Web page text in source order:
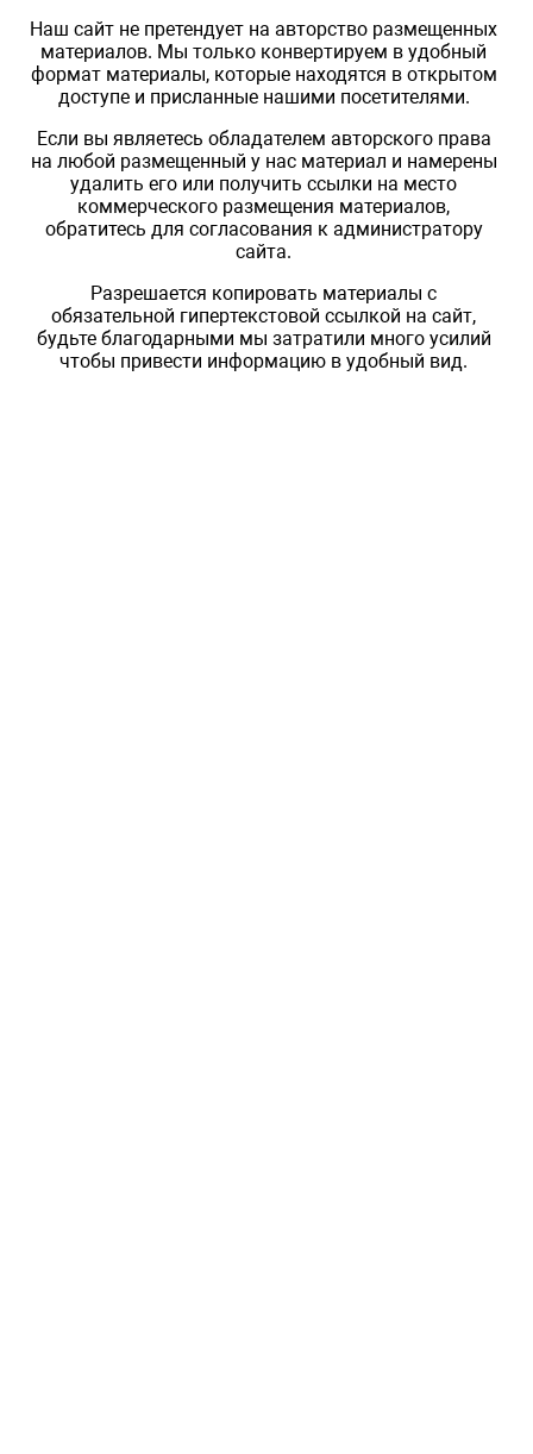
Наш сайт не претендует на авторство размещенных
материалов. Мы только конвертируем в удобный
формат материалы, которые находятся в открытом
доступе и присланные нашими посетителями.
Если вы являетесь обладателем авторского права
на любой размещенный у нас материал и намерены
удалить его или получить ссылки на место
коммерческого размещения материалов,
обратитесь для согласования к администратору
сайта.
Разрешается копировать материалы с
обязательной гипертекстовой ссылкой на сайт,
будьте благодарными мы затратили много усилий
чтобы привести информацию в удобный вид.